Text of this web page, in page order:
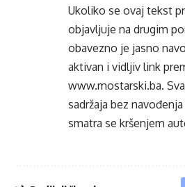
Ukoliko se ovaj tekst
objavljuje na drugim
obavezno je jasno
aktivan i vidljiv link
www.mostarski.ba.
sadržaja bez
smatra se kršenjem